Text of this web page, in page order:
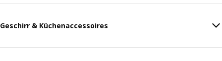
Geschirr & Küchenaccessoires